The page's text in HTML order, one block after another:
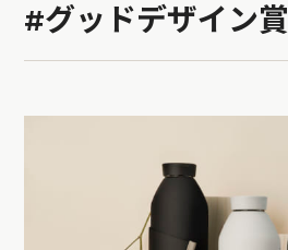
#グッドデザイン賞